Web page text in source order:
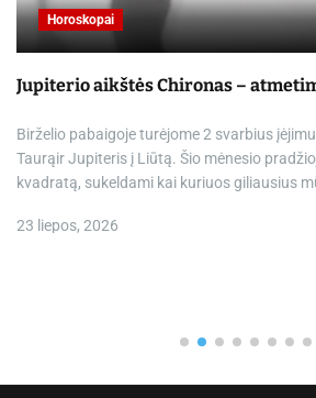
Horoskopai
Jupiterio aikštės Chironas –
Birželio pabaigoje turėjome 2 svarbius
Taurąir Jupiteris į Liūtą. Šio mėnesio
kvadratą, sukeldami kai kuriuos giliausius
23 liepos, 2026